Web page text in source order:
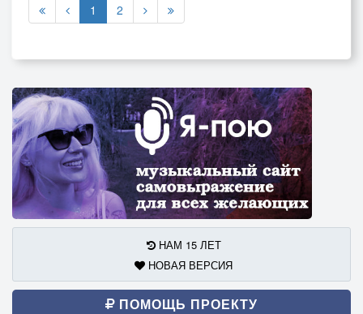
1 2
НАМ 15 ЛЕТ
НОВАЯ ВЕРСИЯ
ПОМОЩЬ ПРОЕКТУ